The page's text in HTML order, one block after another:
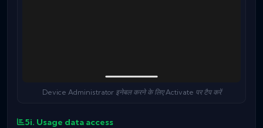
Device Administrator इनेबल करने के लिए Activate पर टैप करें
5i. Usage data access